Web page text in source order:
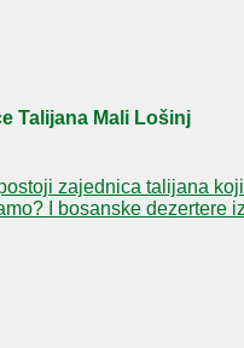
Talijana Mali Lošinj
zajednica talijana
I bosanske dezertere